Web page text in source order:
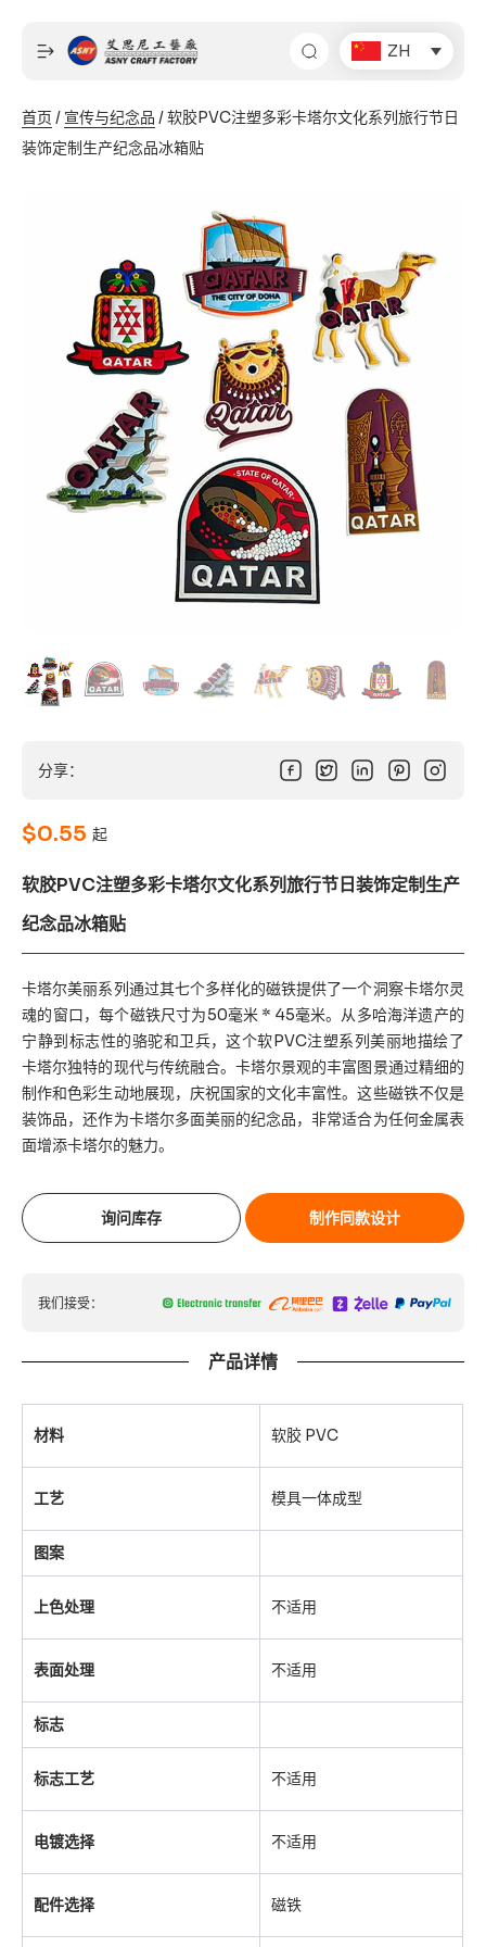
ZH
首页 / 宣传与纪念品 / 软胶PVC注塑多彩卡塔尔文化系列旅行节日
装饰定制生产纪念品冰箱贴
分享：
$0.55 起
软胶PVC注塑多彩卡塔尔文化系列旅行节日装饰定制生产
纪念品冰箱贴
卡塔尔美丽系列通过其七个多样化的磁铁提供了一个洞察卡塔尔灵
魂的窗口，每个磁铁尺寸为50毫米 * 45毫米。从多哈海洋遗产的
宁静到标志性的骆驼和卫兵，这个软PVC注塑系列美丽地描绘了
卡塔尔独特的现代与传统融合。卡塔尔景观的丰富图景通过精细的
制作和色彩生动地展现，庆祝国家的文化丰富性。这些磁铁不仅是
装饰品，还作为卡塔尔多面美丽的纪念品，非常适合为任何金属表
面增添卡塔尔的魅力。
询问库存 制作同款设计
我们接受：
产品详情
材料 软胶 PVC
工艺 模具一体成型
图案
上色处理 不适用
表面处理 不适用
标志
标志工艺 不适用
电镀选择 不适用
配件选择 磁铁